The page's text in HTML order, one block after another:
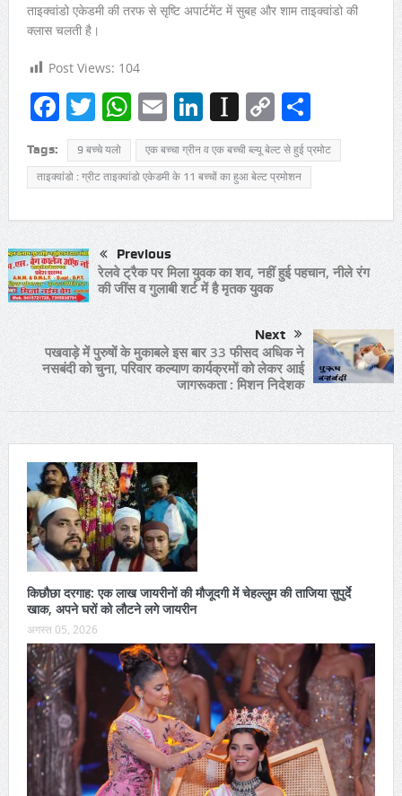
ताइक्वांडो एकेडमी की तरफ से सृष्टि अपार्टमेंट में सुबह और शाम ताइक्वांडो की
क्लास चलती है।
Post Views: 104
Facebook
Twitter
WhatsApp
EmailLinkedIn
Instapaper
Copy
Link
Share
Tags: 9 बच्चे यलो एक बच्चा ग्रीन व एक बच्ची ब्ल्यू बेल्ट से हुई प्रमोट
ताइक्वांडो : ग्रीट ताइक्वांडो एकेडमी के 11 बच्चों का हुआ बेल्ट प्रमोशन
Previous
रेलवे ट्रैक पर मिला युवक का शव, नहीं हुई पहचान, नीले रंग
की जींस व गुलाबी शर्ट में है मृतक युवक
Next
पखवाड़े में पुरुषों के मुकाबले इस बार 33 फीसद अधिक ने
नसबंदी को चुना, परिवार कल्याण कार्यक्रमों को लेकर आई
जागरूकता : मिशन निदेशक
किछौछा दरगाह: एक लाख जायरीनों की मौजूदगी में चेहल्लुम की ताजिया सुपुर्दे
खाक, अपने घरों को लौटने लगे जायरीन
अगस्त 05, 2026